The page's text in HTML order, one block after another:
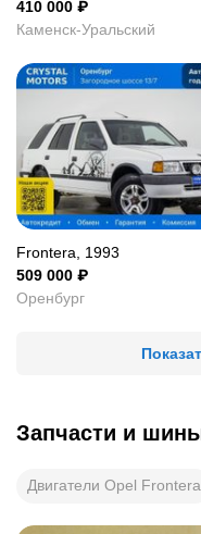
410 000 ₽
Каменск-Уральский
Frontera, 1993
509 000 ₽
Оренбург
Запчасти и
Двигатели Opel Frontera